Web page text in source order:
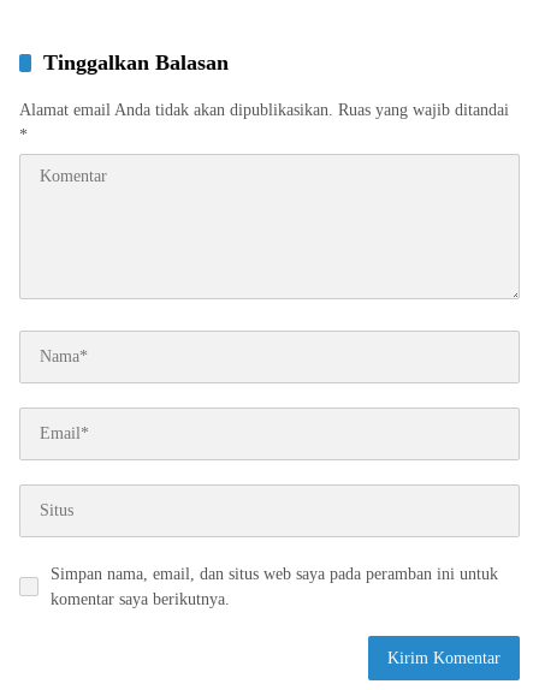
Tinggalkan Balasan
Alamat email Anda tidak akan dipublikasikan. Ruas yang wajib ditandai
*
Simpan nama, email, dan situs web saya pada peramban ini untuk
komentar saya berikutnya.